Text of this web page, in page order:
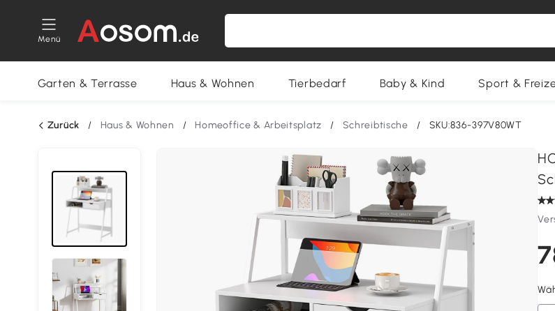
Menü
Garten & Terrasse Haus & Wohnen Tierbedarf Baby & Kind Sport &
Zurück / Haus & Wohnen / Homeoffice & Arbeitsplatz / Schreibtische / SKU:836-397V80WT